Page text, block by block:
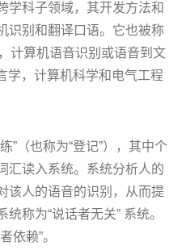
学科子领域，其开发方法和
识别和翻译口语。它也被称
计算机语音识别或语音到文
学，计算机科学和电气工程
”（也称为“登记”），其中个
汇读入系统。系统分析人的
该人的语音的识别，从而提
称为“说话者无关” 系统。
依赖”。